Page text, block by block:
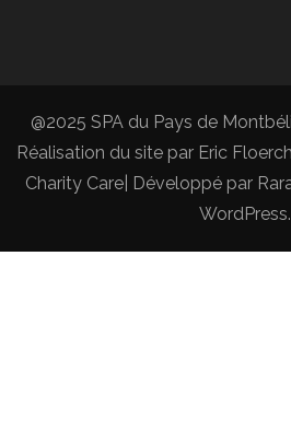
@2025 SPA du Pays de
Réalisation du site par Eric
Charity Care| Développé par
WordPress.